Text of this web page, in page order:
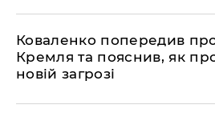
Коваленко попередив
Кремля та пояснив, як
новій загрозі